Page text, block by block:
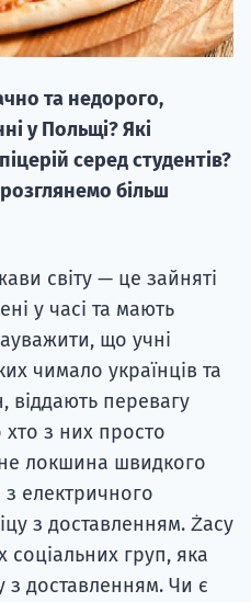
та недорого,
у Польщі? Які
серед студентів?
більш
світу — це зайняті
у часі та мають
що учні
чимало українців та
віддають перевагу
з них просто
локшина швидкого
електричного
з доставленням. Żacy
груп, яка
з доставленням. Чи є
вступ на